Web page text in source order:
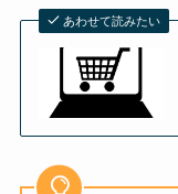
あわせて読みたい